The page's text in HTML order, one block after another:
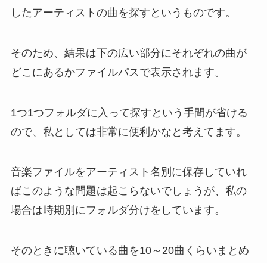
したアーティストの曲を探すというものです。
そのため、結果は下の広い部分にそれぞれの曲が
どこにあるかファイルパスで表示されます。
1つ1つフォルダに入って探すという手間が省ける
ので、私としては非常に便利かなと考えてます。
音楽ファイルをアーティスト名別に保存していれ
ばこのような問題は起こらないでしょうが、私の
場合は時期別にフォルダ分けをしています。
そのときに聴いている曲を10～20曲くらいまとめ